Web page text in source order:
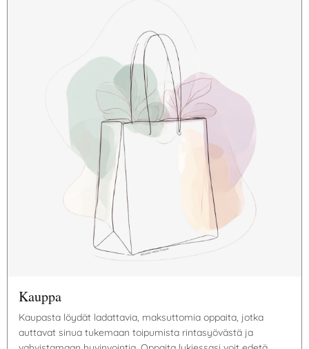
Kauppa
Kaupasta löydät ladattavia, maksuttomia oppaita, jotka
auttavat sinua tukemaan toipumista rintasyövästä ja